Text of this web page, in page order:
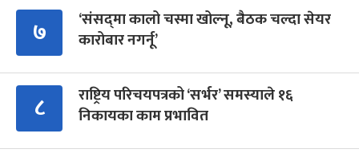
७
‘संसद्‍मा कालो चस्मा खोल्नू, बैठक चल्दा सेयर
कारोबार नगर्नू’
८
राष्ट्रिय परिचयपत्रको ‘सर्भर’ समस्याले १६
निकायका काम प्रभावित